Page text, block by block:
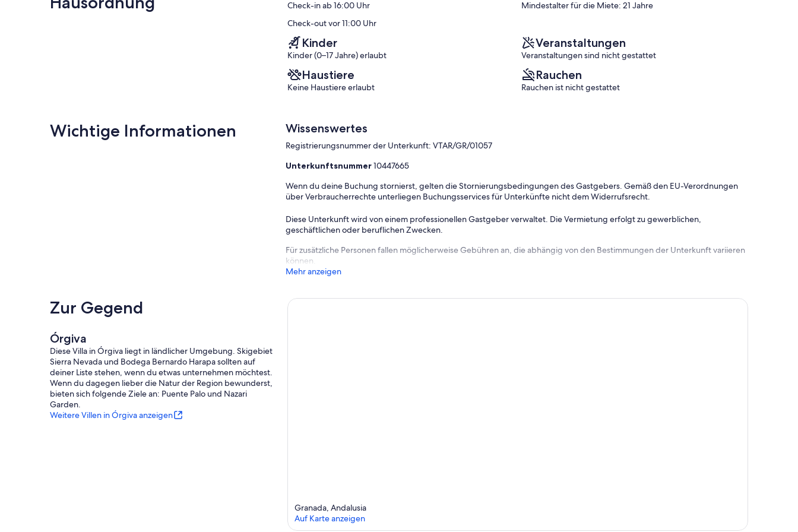
Bewertungen)
Check-in ab 16:00 Uhr
Mindestalter für die Miete: 21 Jahre
Check-out vor 11:00 Uhr
Kinder
Kinder (0–17 Jahre) erlaubt
Veranstaltungen
Veranstaltungen sind nicht gestattet
Haustiere
Keine Haustiere erlaubt
Rauchen
Rauchen ist nicht gestattet
Wichtige Informationen Wissenswertes
Registrierungsnummer der Unterkunft: VTAR/GR/01057
Unterkunftsnummer10447665
Wenn du deine Buchung stornierst, gelten die Stornierungsbedingungen des Gastgebers. Gemäß den EU-Verordnungen
über Verbraucherrechte unterliegen Buchungsservices für Unterkünfte nicht dem Widerrufsrecht.
Diese Unterkunft wird von einem professionellen Gastgeber verwaltet. Die Vermietung erfolgt zu gewerblichen,
geschäftlichen oder beruflichen Zwecken.
Für zusätzliche Personen fallen möglicherweise Gebühren an, die abhängig von den Bestimmungen der Unterkunft variieren
können.
Mehr anzeigen
Zur Gegend
Órgiva
Diese Villa in Órgiva liegt in ländlicher Umgebung. Skigebiet
Sierra Nevada und Bodega Bernardo Harapa sollten auf
deiner Liste stehen, wenn du etwas unternehmen möchtest.
Wenn du dagegen lieber die Natur der Region bewunderst,
bieten sich folgende Ziele an: Puente Palo und Nazari
Garden.
Weitere Villen in Órgiva anzeigen
Granada, Andalusia
Auf Karte anzeigen